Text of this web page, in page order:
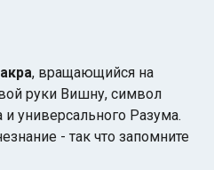
, вращающийся на
руки Вишну, символ
универсального Разума.
- так что запомните